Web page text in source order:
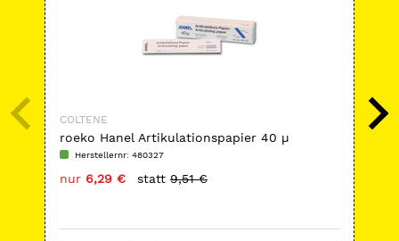
COLTENE
roeko Hanel Artikulationspapier 40 µ
Herstellernr: 480327
nur 6,29 € statt 9,51 €